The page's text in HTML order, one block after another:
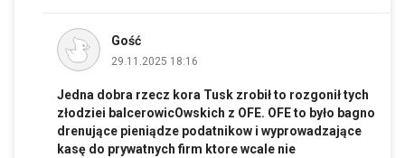
Gość
29.11.2025 18:16
Jedna dobra rzecz kora Tusk zrobił to rozgonił tych
złodziei balcerowicOwskich z OFE. OFE to było bagno
drenujące pieniądze podatnikow i wyprowadzające
kasę do prywatnych firm ktore wcale nie